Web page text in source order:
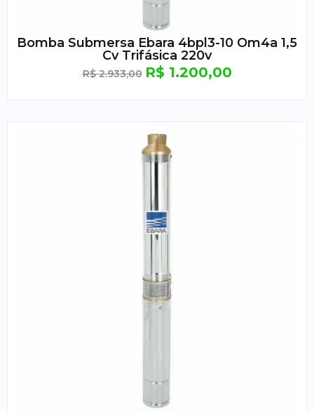
Bomba Submersa Ebara 4bpl3-10 Om4a 1,5
Cv Trifásica 220v
R$2.933,00 R$1.200,00